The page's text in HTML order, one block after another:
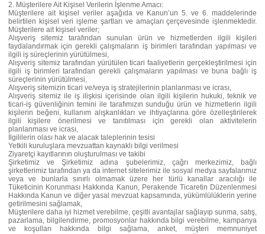
2. Müşterilere Ait Kişisel Verilerin İşlenme Amacı:
Müşterilere ait kişisel veriler aşağıda ve Kanun’un 5. ve 6. maddelerinde
belirtilen kişisel veri işleme şartları ve amaçları çerçevesinde işlenmektedir.
Müşterilere ait kişisel veriler;
Alışveriş sitemiz tarafından sunulan ürün ve hizmetlerden ilgili kişileri
faydalandırmak için gerekli çalışmaların iş birimleri tarafından yapılması ve
ilgili iş süreçlerinin yürütülmesi,
Alışveriş sitemiz tarafından yürütülen ticari faaliyetlerin gerçekleştirilmesi için
ilgili iş birimleri tarafından gerekli çalışmaların yapılması ve buna bağlı iş
süreçlerinin yürütülmesi,
Alışveriş sitemizin ticari ve/veya iş stratejilerinin planlanması ve icrası,
Alışveriş sitemiz ile iş ilişkisi içerisinde olan ilgili kişilerin hukuki, teknik ve
ticari-iş güvenliğinin temini ile tarafımızın sunduğu ürün ve hizmetlerin ilgili
kişilerin beğeni, kullanım alışkanlıkları ve ihtiyaçlarına göre özelleştirilerek
ilgili kişilere önerilmesi ve tanıtılması için gerekli olan aktivitelerin
planlanması ve icrası,
İlgililerin olası hak ve alacak taleplerinin tesisi
Yetkili kuruluşlara mevzuattan kaynaklı bilgi verilmesi
Ziyaretçi kayıtlarının oluşturulması ve takibi
Şirketimiz ve Şirketimiz adına şubelerimiz, çağrı merkezimiz, bağlı
şirketlerimiz tarafından ya da internet sitelerimiz ile sosyal medya sayfalarımız
veya ve bunlarla sınırlı olmamak üzere her türlü kanallar aracılığı ile
Tüketicinin Korunması Hakkında Kanun, Perakende Ticaretin Düzenlenmesi
Hakkında Kanun ve diğer yasal mevzuat kapsamında, yükümlülüklerin yerine
getirilmesini sağlamak,
Müşterilere daha iyi hizmet verebilme, çeşitli avantajlar sağlayıp sunma, satış,
pazarlama, bilgilendirme, promosyonlar hakkında bilgi verebilme, kampanya
ve koşulları hakkında bilgi sağlama, anket, müşteri memnuniyet